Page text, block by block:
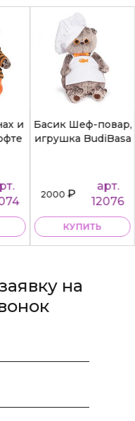
и
Басик Шеф-повар,
игрушка BudiBasa
2000₽
арт.
12076
КУПИТЬ
на